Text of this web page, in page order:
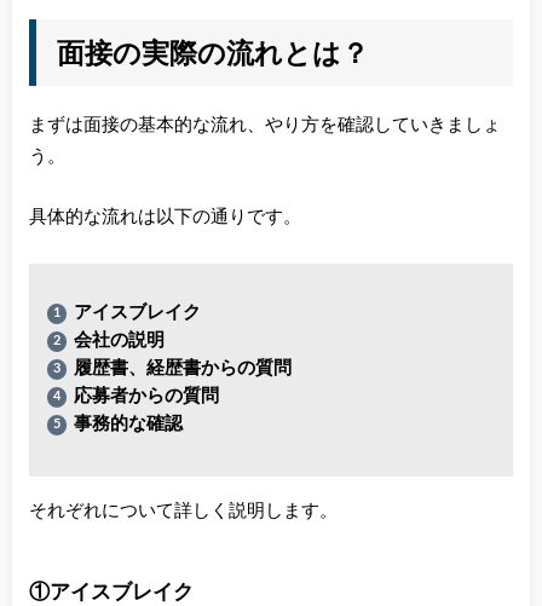
面接の実際の流れとは？
まずは面接の基本的な流れ、やり方を確認していきましょ
う。
具体的な流れは以下の通りです。
アイスブレイク
会社の説明
履歴書、経歴書からの質問
応募者からの質問
事務的な確認
それぞれについて詳しく説明します。
①アイスブレイク